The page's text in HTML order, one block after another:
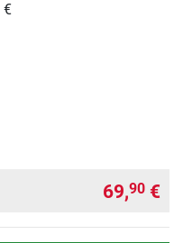
€
69,90 €